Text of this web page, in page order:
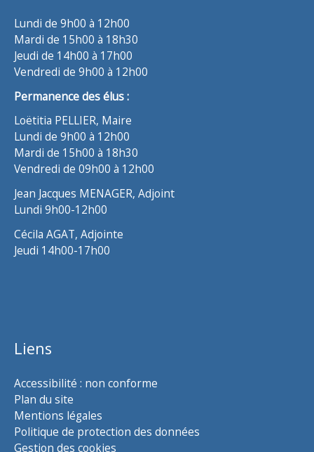
Lundi de 9h00 à 12h00
Mardi de 15h00 à 18h30
Jeudi de 14h00 à 17h00
Vendredi de 9h00 à 12h00
Permanence des élus :
Loëtitia PELLIER, Maire
Lundi de 9h00 à 12h00
Mardi de 15h00 à 18h30
Vendredi de 09h00 à 12h00
Jean Jacques MENAGER, Adjoint
Lundi 9h00-12h00
Cécila AGAT, Adjointe
Jeudi 14h00-17h00
Liens
Accessibilité : non conforme
Plan du site
Mentions légales
Politique de protection des données
Gestion des cookies